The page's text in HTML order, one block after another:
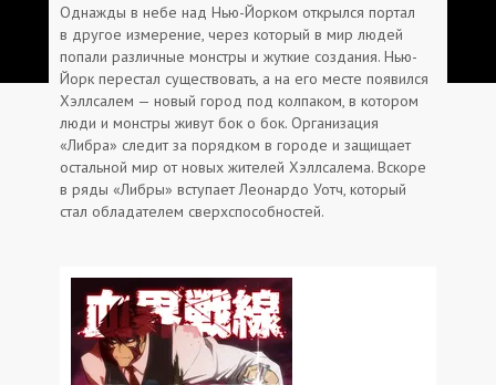
Однажды в небе над Нью-Йорком открылся портал
в другое измерение, через который в мир людей
попали различные монстры и жуткие создания. Нью-
Йорк перестал существовать, а на его месте появился
Хэллсалем — новый город под колпаком, в котором
люди и монстры живут бок о бок. Организация
«Либра» следит за порядком в городе и защищает
остальной мир от новых жителей Хэллсалема. Вскоре
в ряды «Либры» вступает Леонардо Уотч, который
стал обладателем сверхспособностей.